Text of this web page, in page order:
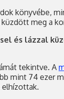
meg a
és lázzal
tekintve. A
mint 74
elhízottak.